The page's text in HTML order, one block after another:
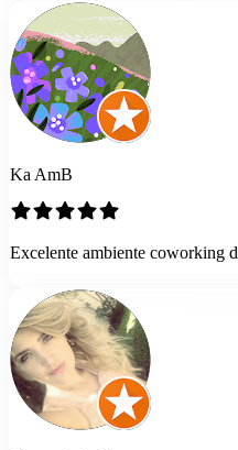
Ka AmB
Excelente ambiente coworking